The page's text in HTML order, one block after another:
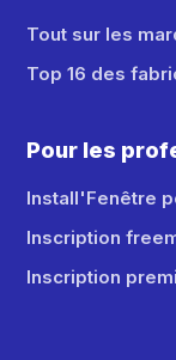
Tout sur les
Top 16 des
Pour les
Install'Fenêtre
Inscription
Inscription